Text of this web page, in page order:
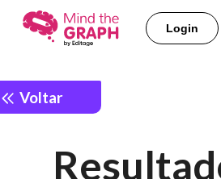
Login
Voltar